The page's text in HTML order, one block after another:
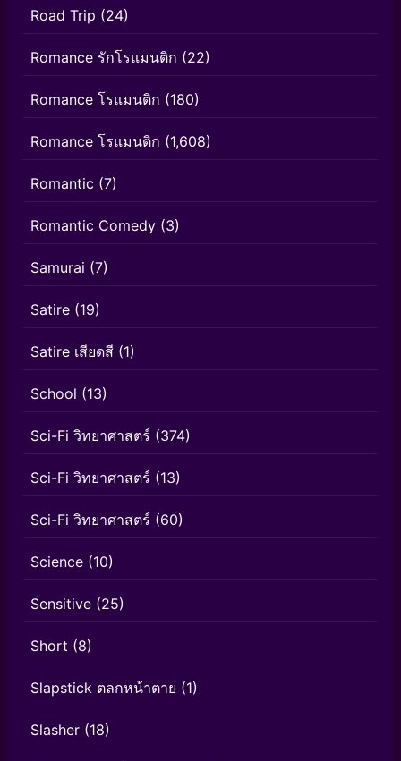
Road Trip (24)
Romance รักโรแมนติก (22)
Romance โรแมนติก (180)
Romance โรแมนติก (1,608)
Romantic (7)
Romantic Comedy (3)
Samurai (7)
Satire (19)
Satire เสียดสี (1)
School (13)
Sci-Fi วิทยาศาสตร์ (374)
Sci-Fi วิทยาศาสตร์ (13)
Sci-Fi วิทยาศาสตร์ (60)
Science (10)
Sensitive (25)
Short (8)
Slapstick ตลกหน้าตาย (1)
Slasher (18)